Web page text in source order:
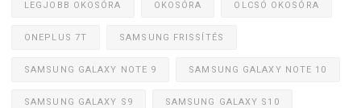
LEGJOBB OKOSÓRA OKOSÓRA OLCSÓ OKOSÓRA
ONEPLUS 7T SAMSUNG FRISSÍTÉS
SAMSUNG GALAXY NOTE 9 SAMSUNG GALAXY NOTE 10
SAMSUNG GALAXY S9 SAMSUNG GALAXY S10